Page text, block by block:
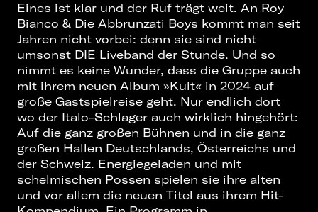
Eines ist klar und der Ruf trägt weit. An Roy
Bianco & Die Abbrunzati Boys kommt man seit
Jahren nicht vorbei: denn sie sind nicht
umsonst DIE Liveband der Stunde. Und so
nimmt es keine Wunder, dass die Gruppe auch
mit ihrem neuen Album »Kult« in 2024 auf
große Gastspielreise geht. Nur endlich dort
wo der Italo-Schlager auch wirklich hingehört:
Auf die ganz großen Bühnen und in die ganz
großen Hallen Deutschlands, Österreichs und
der Schweiz. Energiegeladen und mit
schelmischen Possen spielen sie ihre alten
und vor allem die neuen Titel aus ihrem Hit-